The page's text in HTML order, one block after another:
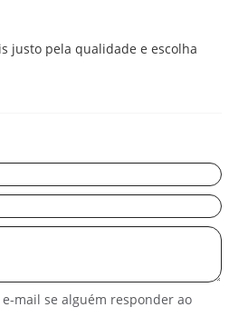
justo pela qualidade e escolha
mail se alguém responder ao